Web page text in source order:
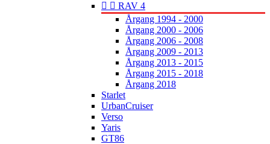
  RAV 4
Årgang 1994 - 2000
Årgang 2000 - 2006
Årgang 2006 - 2008
Årgang 2009 - 2013
Årgang 2013 - 2015
Årgang 2015 - 2018
Årgang 2018
Starlet
UrbanCruiser
Verso
Yaris
GT86